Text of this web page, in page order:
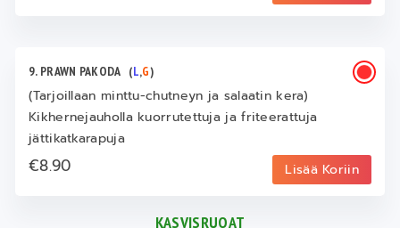
9. PRAWN PAKODA (L,G)
(Tarjoillaan minttu-chutneyn ja salaatin kera)
Kikhernejauholla kuorrutettuja ja friteerattuja
jättikatkarapuja
€8.90 Lisää Koriin
KASVISRUOAT